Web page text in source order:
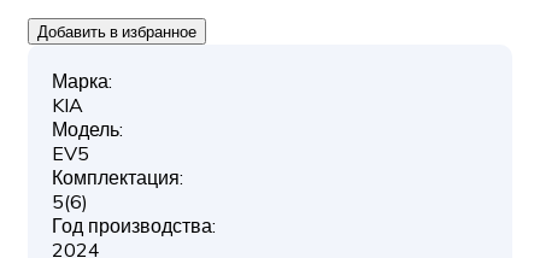
Добавить в избранное
Марка:
KIA
Модель:
EV5
Комплектация:
5(6)
Год производства:
2024